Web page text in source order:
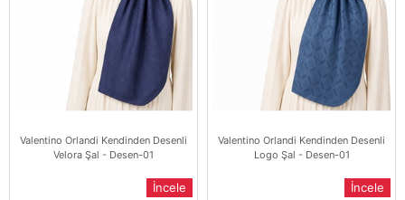
Valentino Orlandi Kendinden Desenli
Velora Şal - Desen-01
İncele
Valentino Orlandi Kendinden Desenli
Logo Şal - Desen-01
İncele